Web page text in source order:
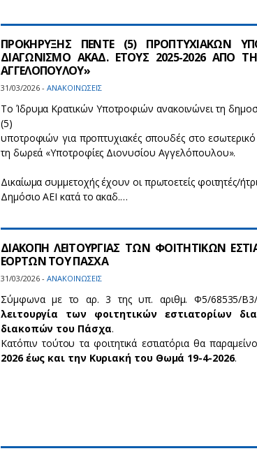
ΠΡΟΚΗΡΥΞΗΣ ΠΕΝΤΕ (5) ΠΡΟΠΤΥΧΙΑΚΩΝ
ΔΙΑΓΩΝΙΣΜΟ ΑΚΑΔ. ΕΤΟΥΣ 2025-2026 ΑΠΟ
ΑΓΓΕΛΟΠΟΥΛΟΥ»
31/03/2026 - ΑΝΑΚΟΙΝΩΣΕΙΣ
Το Ίδρυμα Κρατικών Υποτροφιών ανακοινώνει τη
(5)
υποτροφιών για προπτυχιακές σπουδές στο
τη δωρεά «Υποτροφίες Διονυσίου Αγγελόπουλου».
Δικαίωμα συμμετοχής έχουν οι πρωτοετείς φοιτητές/
Δημόσιο ΑΕΙ κατά το ακαδ.…
ΔΙΑΚΟΠΗ ΛΕΙΤΟΥΡΓΙΑΣ ΤΩΝ ΦΟΙΤΗΤΙΚΩΝ
ΕΟΡΤΩΝ ΤΟΥ ΠΑΣΧΑ
31/03/2026 - ΑΝΑΚΟΙΝΩΣΕΙΣ
Σύμφωνα με το αρ. 3 της υπ. αριθμ. Φ5/68535/
λειτουργία των φοιτητικών εστιατορίων
διακοπών του Πάσχα.
Κατόπιν τούτου τα φοιτητικά εστιατόρια θα
2026 έως και την Κυριακή του Θωμά 19-4-2026.